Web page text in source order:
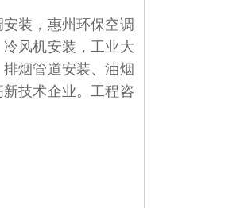
装，惠州环保空调
风机安装，工业大
烟管道安装、油烟
技术企业。工程咨